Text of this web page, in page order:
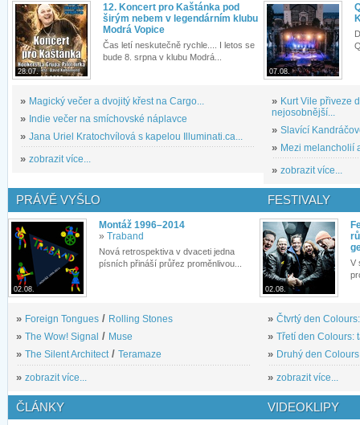
28.07.
12. Koncert pro Kaštánka pod
širým nebem v legendárním klubu
Modrá Vopice
Čas letí neskutečně rychle.... I letos se
bude 8. srpna v klubu Modrá...
» Magický večer a dvojitý křest na Cargo...
» Indie večer na smíchovské náplavce
» Jana Uriel Kratochvílová s kapelou Illuminati.ca...
» zobrazit více...
07.08.
» Kurt Vile přiveze
nejosobnější...
» Slavící
» Mezi melancholií
» zobrazit více...
PRÁVĚ VYŠLO
02.08.
Montáž 1996–2014
» Traband
Nová retrospektiva v dvaceti jedna
písních přináší průřez proměnlivou...
» Foreign Tongues / Rolling Stones
» The Wow! Signal / Muse
» The Silent Architect/ Teramaze
» zobrazit více...
FESTIVALY
02.08.
V
» Čtvrtý den
» Třetí den Colours:
» Druhý den
» zobrazit více...
ČLÁNKY VIDEOKLIPY